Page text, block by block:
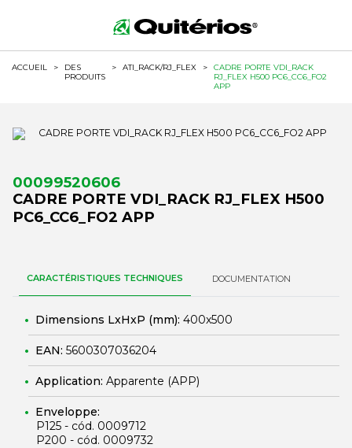
ACCUEIL >
DES
PRODUITS
> ATI_RACK/RJ_FLEX >
CADRE PORTE VDI_RACK
RJ_FLEX H500 PC6_CC6_FO2
APP
00099520606
CADRE PORTE VDI_RACK RJ_FLEX H500
PC6_CC6_FO2 APP
CARACTÉRISTIQUES TECHNIQUES DOCUMENTATION
Dimensions LxHxP (mm): 400x500
EAN: 5600307036204
Application: Apparente (APP)
Enveloppe:
P125 - cód. 0009712
P200 - cód. 0009732